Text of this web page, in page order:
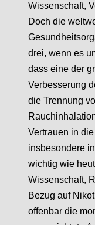
Wissenschaft,
Doch die
drei, wenn es
dass eine der
Verbesserung
die Trennung
Vertrauen in
insbesondere
wichtig wie
Wissenschaft,
Bezug auf
offenbar die